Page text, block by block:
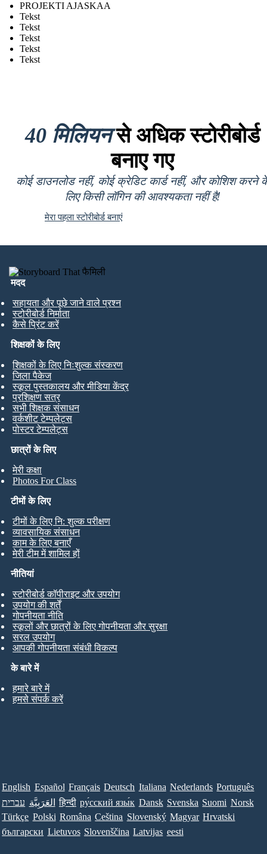
PROJEKTI AJASKAA
Tekst
Tekst
Tekst
Tekst
Tekst
40 मिलियनसे अधिक स्टोरीबोर्ड
बनाए गए
कोई डाउनलोड नहीं, कोई क्रेडिट कार्ड नहीं, और कोशिश करने
लिए किसी लॉगिन की आवश्यकता नहीं है!
मेरा पहला स्टोरीबोर्ड बनाएं
मदद
सहायता और पूछे जाने वाले प्रश्न
स्टोरीबोर्ड निर्माता
कैसे प्रिंट करें
छात्रों के लिए
मेरी कक्षा
Photos For Class
शिक्षकों के लिए
शिक्षकों के लिए निःशुल्क संस्करण
जिला पैकेज
स्कूल पुस्तकालय और मीडिया केंद्र
प्रशिक्षण सत्र
सभी शिक्षक संसाधन
वर्कशीट टेम्पलेट्स
पोस्टर टेम्पलेट्स
टीमों के लिए
टीमों के लिए नि: शुल्क परीक्षण
व्यावसायिक संसाधन
काम के लिए बनाएँ
मेरी टीम में शामिल हों
के बारे में
हमारे बारे में
हमसे संपर्क करें
नीतियां
स्टोरीबोर्ड कॉपीराइट और उपयोग
उपयोग की शर्तें
गोपनीयता नीति
स्कूलों और छात्रों के लिए गोपनीयता और सुरक्षा
सरल उपयोग
आपकी गोपनीयता संबंधी विकल्प
English Español Français Deutsch Italiana Nederlands Português
עברית العَرَبِيَّة हिन्दी ру́сский язы́к Dansk Svenska Suomi Norsk
Türkçe Polski Româna Ceština Slovenský Magyar Hrvatski
български Lietuvos Slovenščina Latvijas eesti